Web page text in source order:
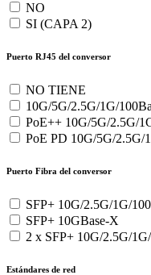
NO
SI (CAPA 2)
Puerto RJ45 del conversor
NO TIENE
10G/5G/2.5G/1G/
PoE++ 10G/5G/2.5G/
PoE PD 10G/5G/2.5G/
Puerto Fibra del conversor
SFP+ 10G/2.5G/1G/
SFP+ 10GBase-X
2 x SFP+ 10G/2.5G/
Estándares de red